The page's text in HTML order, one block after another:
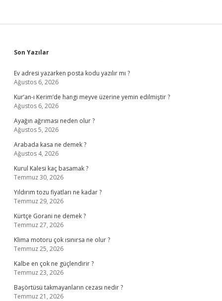
Sidebar
Son Yazılar
Ev adresi yazarken posta kodu yazılır mı ?
Ağustos 6, 2026
Kur’an-ı Kerim’de hangi meyve üzerine yemin edilmiştir ?
Ağustos 6, 2026
Ayağın ağrıması neden olur ?
Ağustos 5, 2026
Arabada kasa ne demek ?
Ağustos 4, 2026
Kurul Kalesi kaç basamak ?
Temmuz 30, 2026
Yıldırım tozu fiyatları ne kadar ?
Temmuz 29, 2026
Kürtçe Gorani ne demek ?
Temmuz 27, 2026
Klima motoru çok ısınırsa ne olur ?
Temmuz 25, 2026
Kalbe en çok ne güçlendirir ?
Temmuz 23, 2026
Başörtüsü takmayanların cezası nedir ?
Temmuz 21, 2026